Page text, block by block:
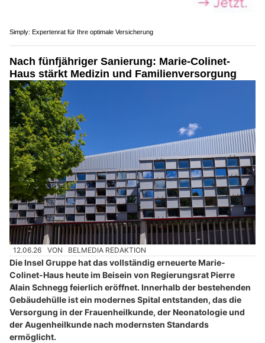
Simply: Expertenrat für Ihre optimale Versicherung
Nach fünfjähriger Sanierung: Marie-Colinet-
Haus stärkt Medizin und Familienversorgung
12.06.26 VON BELMEDIA REDAKTION
Die Insel Gruppe hat das vollständig erneuerte Marie-
Colinet-Haus heute im Beisein von Regierungsrat Pierre
Alain Schnegg feierlich eröffnet. Innerhalb der bestehenden
Gebäudehülle ist ein modernes Spital entstanden, das die
Versorgung in der Frauenheilkunde, der Neonatologie und
der Augenheilkunde nach modernsten Standards
ermöglicht.